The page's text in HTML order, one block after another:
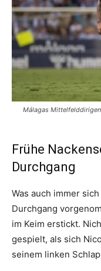
Málagas
Frühe
Durchgang
Was auch immer
Durchgang
im Keim erstickt.
gespielt, als sich
seinem linken